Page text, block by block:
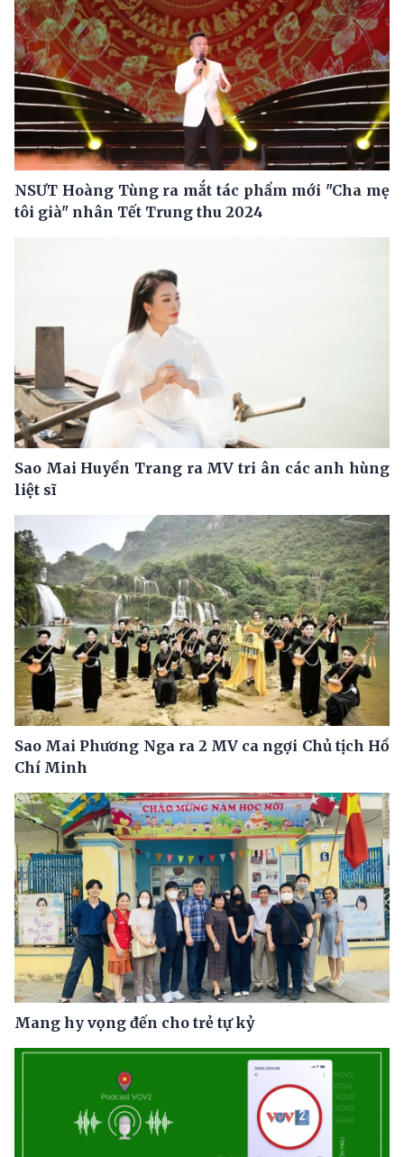
NSƯT Hoàng Tùng ra mắt tác phẩm mới "Cha mẹ
tôi già" nhân Tết Trung thu 2024
Sao Mai Huyền Trang ra MV tri ân các anh hùng
liệt sĩ
Sao Mai Phương Nga ra 2 MV ca ngợi Chủ tịch Hồ
Chí Minh
Mang hy vọng đến cho trẻ tự kỷ